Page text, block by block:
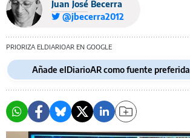
Juan José Becerra
@jbecerra2012
PRIORIZA ELDIARIOAR EN GOOGLE
Añade elDiarioAR como fuente preferida